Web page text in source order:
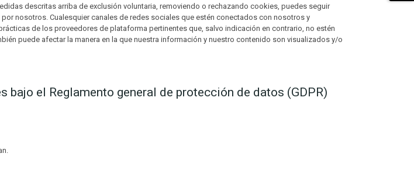
descritas arriba de exclusión voluntaria, removiendo o rechazando cookies, puedes seguir
nosotros. Cualesquier canales de redes sociales que estén conectados con nosotros y
de los proveedores de plataforma pertinentes que, salvo indicación en contrario, no estén
puede afectar la manera en la que nuestra información y nuestro contenido son visualizados y/o
el Reglamento general de protección de datos (GDPR)